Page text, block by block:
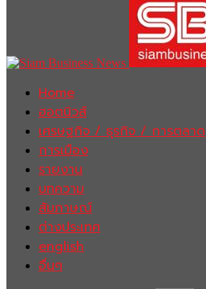
Home
ฮอตนิวส์
เศรษฐกิจ / ธุรกิจ / การตลาด
การเมือง
รายงาน
บทความ
สัมภาษณ์
ต่างประเทศ
english
อื่นๆ